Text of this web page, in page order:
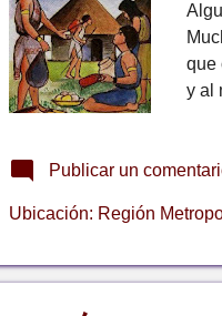
que
y al
Publicar un
Ubicación: Región